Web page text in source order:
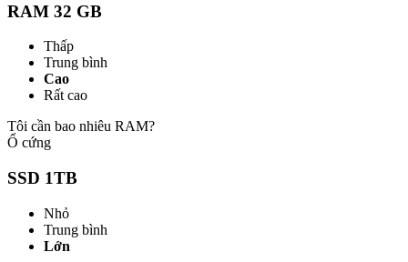
RAM 32 GB
Thấp
Trung bình
Cao
Rất cao
Tôi cần bao nhiêu RAM?
Ổ cứng
SSD 1TB
Nhỏ
Trung bình
Lớn